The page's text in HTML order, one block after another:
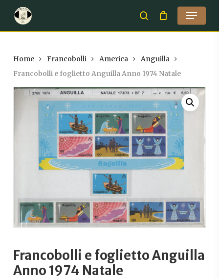
main
search
Menu
Home Francobolli America
Anguilla
Francobolli e foglietto Anguilla Anno 1974 Natale
Francobolli e foglietto Anguilla
Anno 1974 Natale
Close